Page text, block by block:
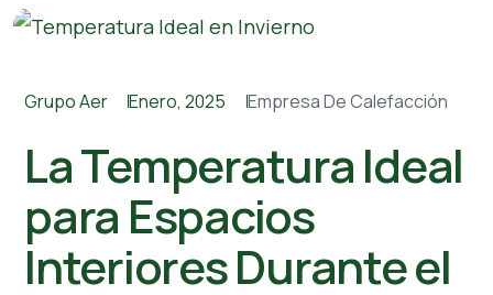
Grupo Aer Enero, 2025 Empresa De Calefacción
La Temperatura Ideal
para Espacios
Interiores Durante el